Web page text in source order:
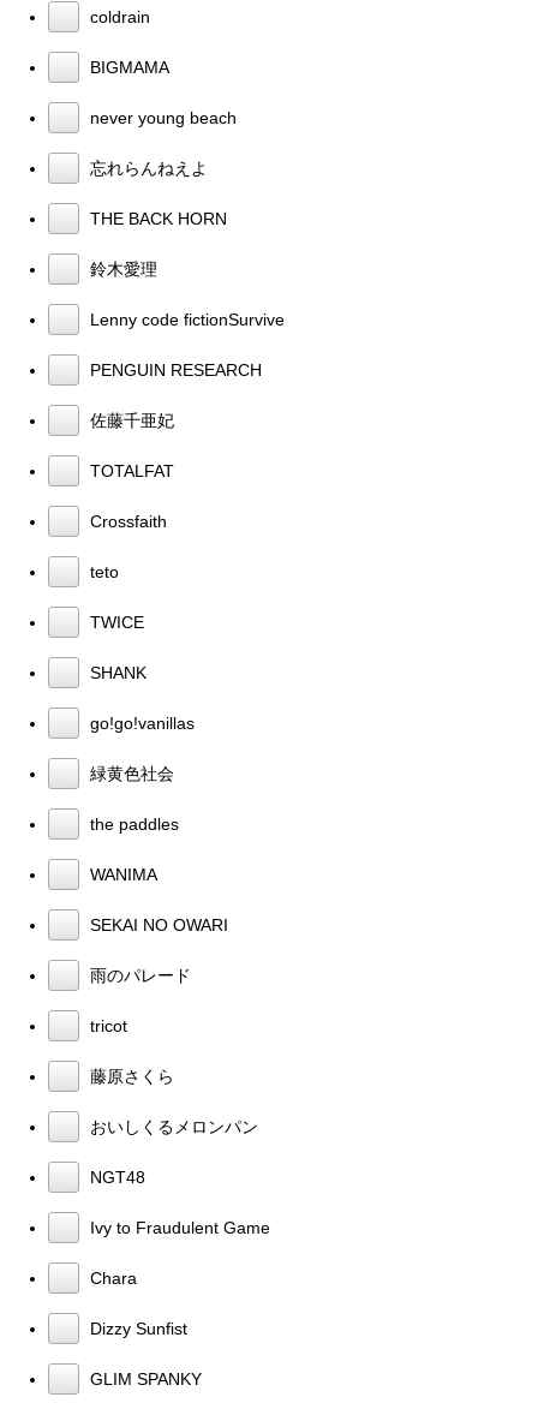
coldrain
BIGMAMA
never young beach
忘れらんねえよ
THE BACK HORN
鈴木愛理
Lenny code fictionSurvive
PENGUIN RESEARCH
佐藤千亜妃
TOTALFAT
Crossfaith
teto
TWICE
SHANK
go!go!vanillas
緑黄色社会
the paddles
WANIMA
SEKAI NO OWARI
雨のパレード
tricot
藤原さくら
おいしくるメロンパン
NGT48
Ivy to Fraudulent Game
Chara
Dizzy Sunfist
GLIM SPANKY